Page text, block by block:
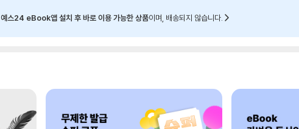
예스24 eBook앱 설치 후 바로 이용 가능한 상품이며, 배송되지 않습니다.